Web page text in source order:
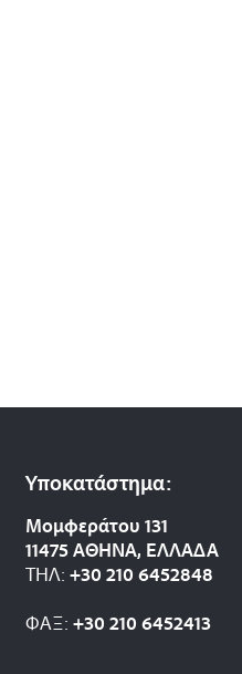
Υποκατάστημα:
Μομφεράτου 131
11475 ΑΘΗΝΑ, ΕΛΛΑΔΑ
ΤΗΛ: +30 210 6452848
ΦΑΞ: +30 210 6452413